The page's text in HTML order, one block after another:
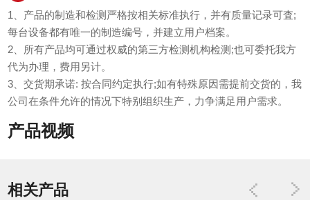
1、产品的制造和检测严格按相关标准执行，并有质量记录可査;
每台设备都有唯一的制造编号，并建立用户档案。
2、所有产品均可通过权威的第三方检测机构检测;也可委托我方
代为办理，费用另计。
3、交货期承诺: 按合同约定执行;如有特殊原因需提前交货的，我
公司在条件允许的情况下特别组织生产，力争满足用户需求。
产品视频
相关产品